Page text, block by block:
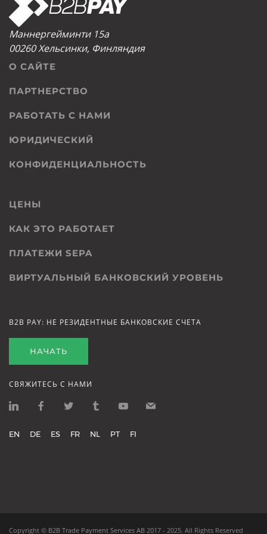
Маннергейминти 15а
00260 Хельсинки, Финляндия
О САЙТЕ
ПАРТНЕРСТВО
РАБОТАТЬ С НАМИ
ЮРИДИЧЕСКИЙ
КОНФИДЕНЦИАЛЬНОСТЬ
ЦЕНЫ
КАК ЭТО РАБОТАЕТ
ПЛАТЕЖИ SEPA
ВИРТУАЛЬНЫЙ БАНКОВСКИЙ УРОВЕНЬ
B2B PAY: НЕ РЕЗИДЕНТНЫЕ БАНКОВСКИЕ СЧЕТА
НАЧАТЬ
СВЯЖИТЕСЬ С НАМИ
EN DE ES FR NL PT FI
Copyright © B2B Trade Payment Services AB 2017 - 2025. All Rights Reserved